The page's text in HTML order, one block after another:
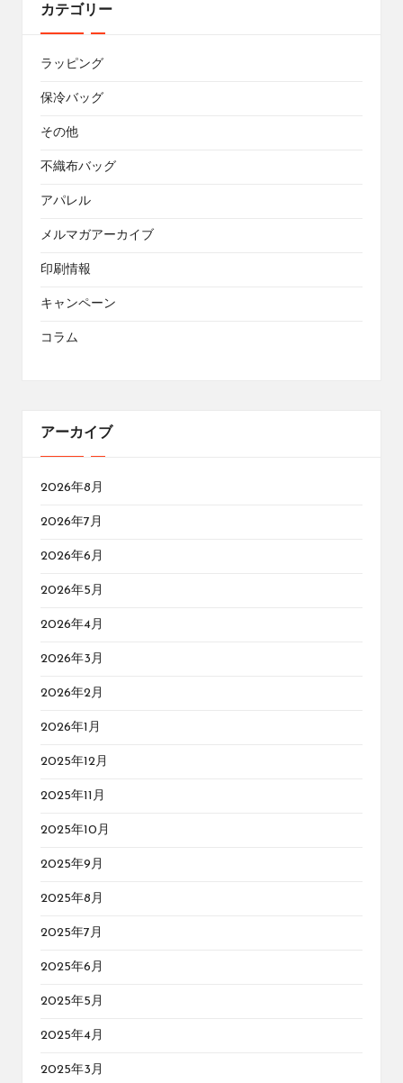
カテゴリー
ラッピング
保冷バッグ
その他
不織布バッグ
アパレル
メルマガアーカイブ
印刷情報
キャンペーン
コラム
アーカイブ
2026年8月
2026年7月
2026年6月
2026年5月
2026年4月
2026年3月
2026年2月
2026年1月
2025年12月
2025年11月
2025年10月
2025年9月
2025年8月
2025年7月
2025年6月
2025年5月
2025年4月
2025年3月